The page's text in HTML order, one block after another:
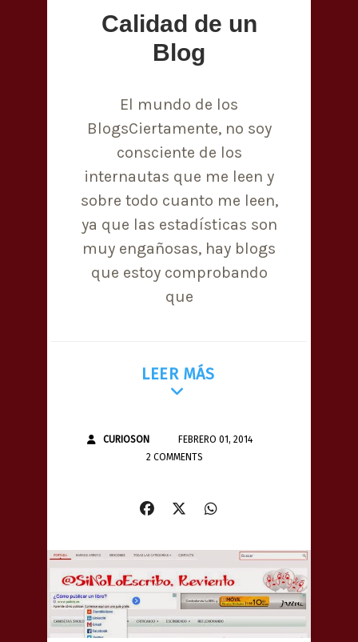
Calidad de un
Blog
El mundo de los
BlogsCiertamente, no soy
consciente de los
internautas que me leen y
sobre todo cuanto me leen,
ya que las estadísticas son
muy engañosas, hay blogs
que estoy comprobando
que
LEER MÁS
CURIOSON
FEBRERO 01, 2014
2 COMMENTS